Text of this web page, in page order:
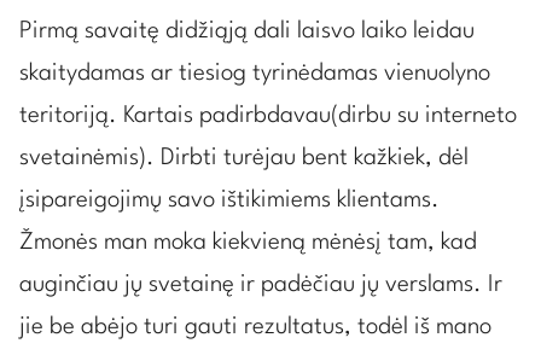
Pirmą savaitę didžiąją dali laisvo laiko leidau
skaitydamas ar tiesiog tyrinėdamas vienuolyno
teritoriją. Kartais padirbdavau(dirbu su interneto
svetainėmis). Dirbti turėjau bent kažkiek, dėl
įsipareigojimų savo ištikimiems klientams.
Žmonės man moka kiekvieną mėnėsį tam, kad
auginčiau jų svetainę ir padėčiau jų verslams. Ir
jie be abėjo turi gauti rezultatus, todėl iš mano